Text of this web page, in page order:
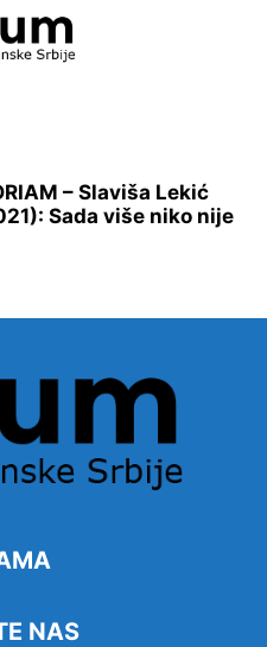
– Slaviša Lekić
Sada više niko nije
NAS